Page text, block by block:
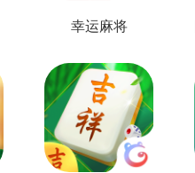
幸运麻将